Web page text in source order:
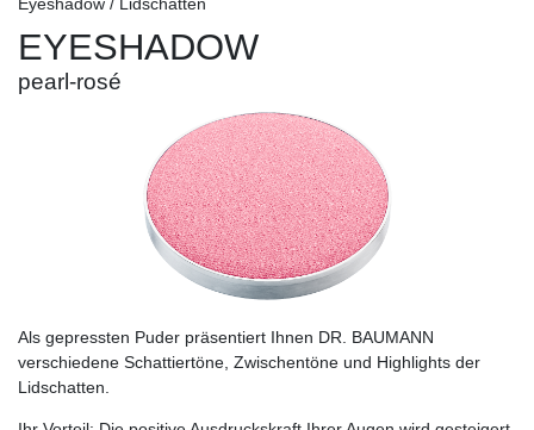
EYESHADOW
pearl-rosé
Als gepressten Puder präsentiert Ihnen DR. BAUMANN
verschiedene Schattiertöne, Zwischentöne und Highlights der
Lidschatten.